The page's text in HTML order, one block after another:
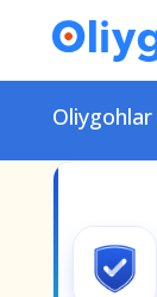
Oliygohlar